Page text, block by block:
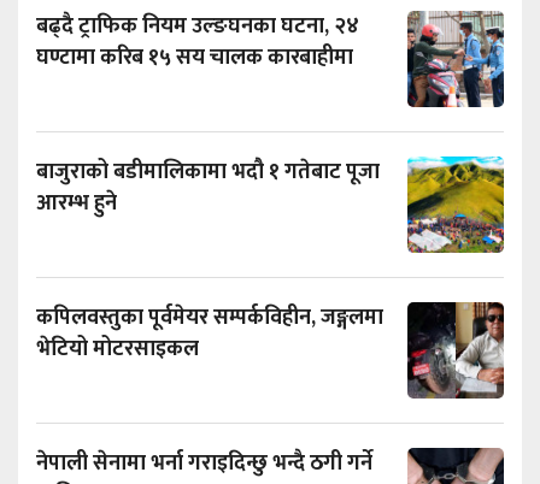
बढ्दै ट्राफिक नियम उल्ङघनका घटना, २४
घण्टामा करिब १५ सय चालक कारबाहीमा
बाजुराको बडीमालिकामा भदौ १ गतेबाट पूजा
आरम्भ हुने
कपिलवस्तुका पूर्वमेयर सम्पर्कविहीन, जङ्गलमा
भेटियो मोटरसाइकल
नेपाली सेनामा भर्ना गराइदिन्छु भन्दै ठगी गर्ने